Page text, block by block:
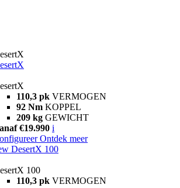
110,3 pk VERMOGEN
92 Nm KOPPEL
209 kg GEWICHT
€19.990 i
Ontdek meer
DesertX 100
100
110,3 pk VERMOGEN